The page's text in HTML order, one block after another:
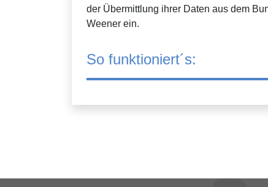
der Übermittlung ihrer Daten aus dem
Weener ein.
So funktioniert´s: